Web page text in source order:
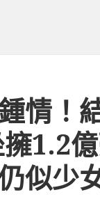
情！
1.2
似少